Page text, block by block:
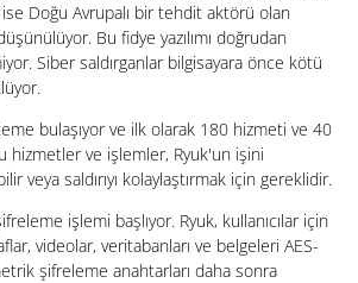
ise Doğu Avrupalı bir tehdit aktörü olan
Bu fidye yazılımı doğrudan
Siber saldırganlar bilgisayara önce kötü
bulaşıyor ve ilk olarak 180 hizmeti ve 40
hizmetler ve işlemler, Ryuk'un işini
veya saldırıyı kolaylaştırmak için gereklidir.
işlemi başlıyor. Ryuk, kullanıcılar için
videolar, veritabanları ve belgeleri AES-
şifreleme anahtarları daha sonra